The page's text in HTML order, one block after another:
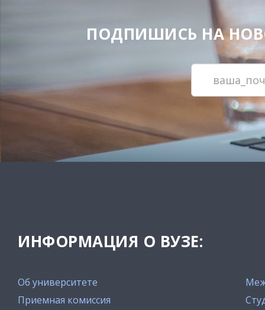
ПОДПИШИСЬ НА
ИНФОРМАЦИЯ О ВУЗЕ:
Об университете
Приемная комиссия